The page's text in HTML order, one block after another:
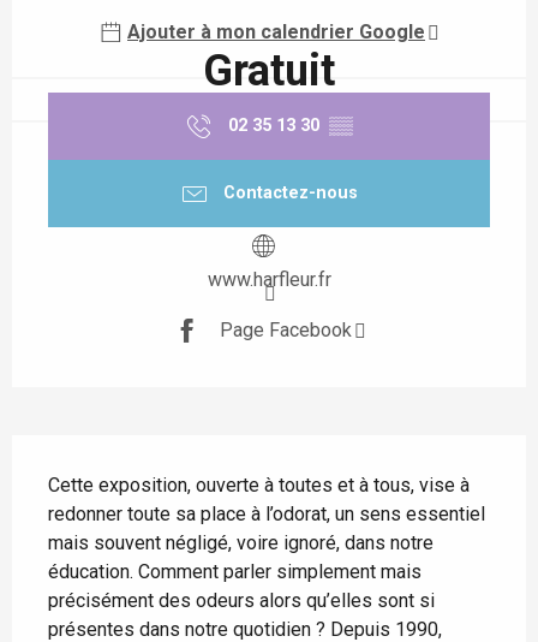
Ajouter à mon calendrier Google
Gratuit
02 35 13 30 ▒▒
Contactez-nous
www.harfleur.fr
Page Facebook
Cette exposition, ouverte à toutes et à tous, vise à
redonner toute sa place à l’odorat, un sens essentiel
mais souvent négligé, voire ignoré, dans notre
éducation. Comment parler simplement mais
précisément des odeurs alors qu’elles sont si
présentes dans notre quotidien ? Depuis 1990,